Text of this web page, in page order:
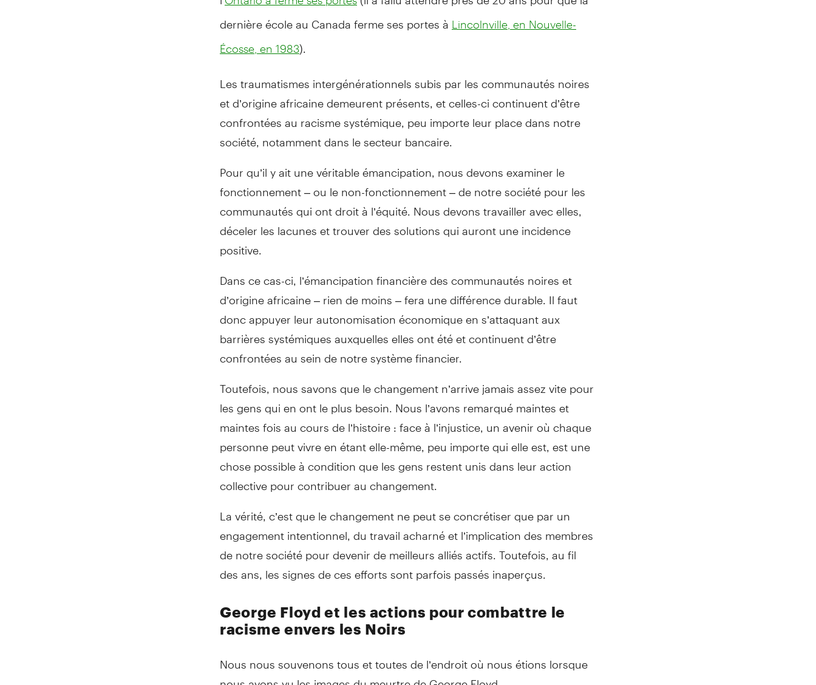
dernière école au Canada ferme ses portes à Lincolnville, en Nouvelle-
Écosse, en 1983).
Les traumatismes intergénérationnels subis par les communautés noires
et d’origine africaine demeurent présents, et celles-ci continuent d’être
confrontées au racisme systémique, peu importe leur place dans notre
société, notamment dans le secteur bancaire.
Pour qu’il y ait une véritable émancipation, nous devons examiner le
fonctionnement – ou le non-fonctionnement – de notre société pour les
communautés qui ont droit à l’équité. Nous devons travailler avec elles,
déceler les lacunes et trouver des solutions qui auront une incidence
positive.
Dans ce cas-ci, l’émancipation financière des communautés noires et
d’origine africaine – rien de moins – fera une différence durable. Il faut
donc appuyer leur autonomisation économique en s’attaquant aux
barrières systémiques auxquelles elles ont été et continuent d’être
confrontées au sein de notre système financier.
Toutefois, nous savons que le changement n’arrive jamais assez vite pour
les gens qui en ont le plus besoin. Nous l’avons remarqué maintes et
maintes fois au cours de l’histoire : face à l’injustice, un avenir où chaque
personne peut vivre en étant elle-même, peu importe qui elle est, est une
chose possible à condition que les gens restent unis dans leur action
collective pour contribuer au changement.
La vérité, c’est que le changement ne peut se concrétiser que par un
engagement intentionnel, du travail acharné et l’implication des membres
de notre société pour devenir de meilleurs alliés actifs. Toutefois, au fil
des ans, les signes de ces efforts sont parfois passés inaperçus.
George Floyd et les actions pour combattre le
racisme envers les Noirs
Nous nous souvenons tous et toutes de l’endroit où nous étions lorsque
nous avons vu les images du meurtre de George Floyd.